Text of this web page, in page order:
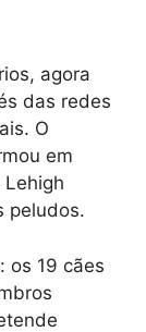
agora
das redes
O
em
peludos.
os 19 cães